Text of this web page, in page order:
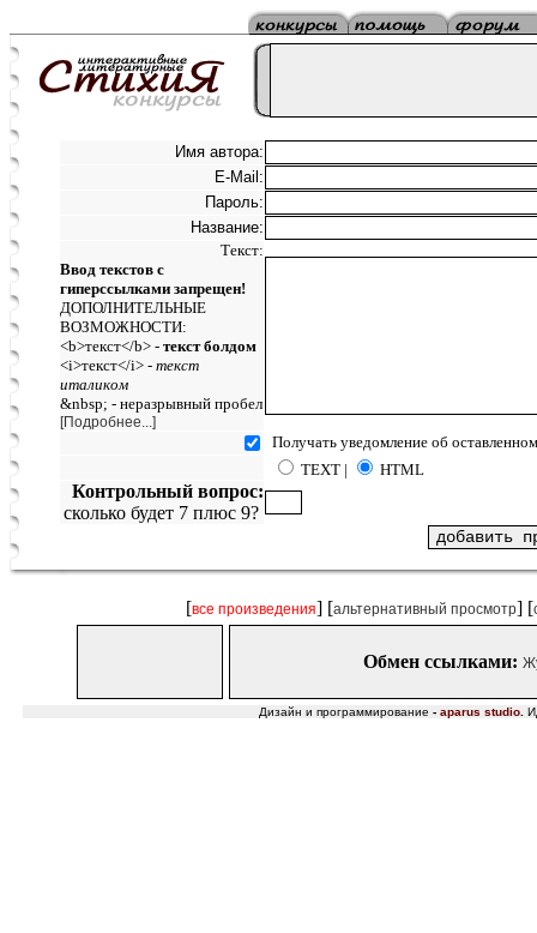
Имя автора:
E-Mail:
Пароль:
Название:
Текст:
Ввод текстов с
гиперссылками запрещен!
ДОПОЛНИТЕЛЬНЫЕ
ВОЗМОЖНОСТИ:
<b>текст</b> - текст болдом
<i>текст</i> - текст
италиком
&nbsp; - неразрывный пробел
[Подробнее...]
Получать уведомление об
TEXT |
HTML
Контрольный вопрос:
сколько будет 7 плюс 9?
[все произведения] [альтернативный просмотр] [
Обмен ссылками:
Дизайн и программирование - aparus studio.